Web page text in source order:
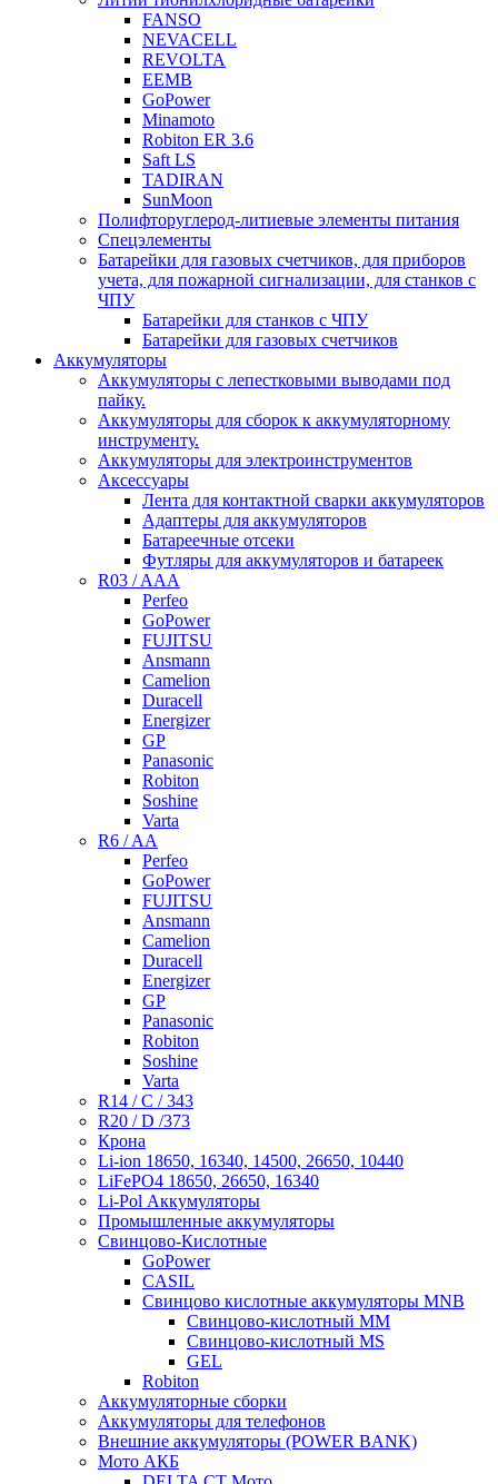
FANSO
NEVACELL
REVOLTA
EEMB
GoPower
Minamoto
Robiton ER 3.6
Saft LS
TADIRAN
SunMoon
Полифторуглерод-литиевые элементы питания
Спецэлементы
Батарейки для газовых счетчиков, для приборов
учета, для пожарной сигнализации, для станков с
ЧПУ
Батарейки для станков с ЧПУ
Батарейки для газовых счетчиков
Аккумуляторы
Аккумуляторы с лепестковыми выводами под
пайку.
Аккумуляторы для сборок к аккумуляторному
инструменту.
Аккумуляторы для электроинструментов
Аксессуары
Лента для контактной сварки аккумуляторов
Адаптеры для аккумуляторов
Батареечные отсеки
Футляры для аккумуляторов и батареек
R03 / AAA
Perfeo
GoPower
FUJITSU
Ansmann
Camelion
Duracell
Energizer
GP
Panasonic
Robiton
Soshine
Varta
R6 / AA
Perfeo
GoPower
FUJITSU
Ansmann
Camelion
Duracell
Energizer
GP
Panasonic
Robiton
Soshine
Varta
R14 / C / 343
R20 / D /373
Крона
Li-ion 18650, 16340, 14500, 26650, 10440
LiFePO4 18650, 26650, 16340
Li-Pol Аккумуляторы
Промышленные аккумуляторы
Свинцово-Кислотные
GoPower
CASIL
Свинцово кислотные аккумуляторы MNB
Cвинцово-кислотный MM
Cвинцово-кислотный MS
GEL
Robiton
Аккумуляторные сборки
Аккумуляторы для телефонов
Внешние аккумуляторы (POWER BANK)
Мото АКБ